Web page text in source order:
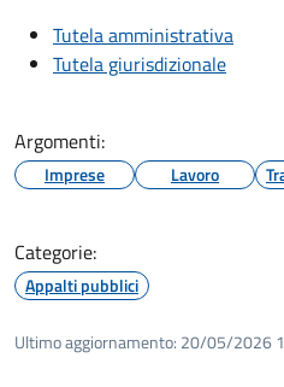
Tutela amministrativa
Tutela giurisdizionale
Argomenti:
Imprese Lavoro
Categorie:
Appalti pubblici
Ultimo aggiornamento: 20/05/2026